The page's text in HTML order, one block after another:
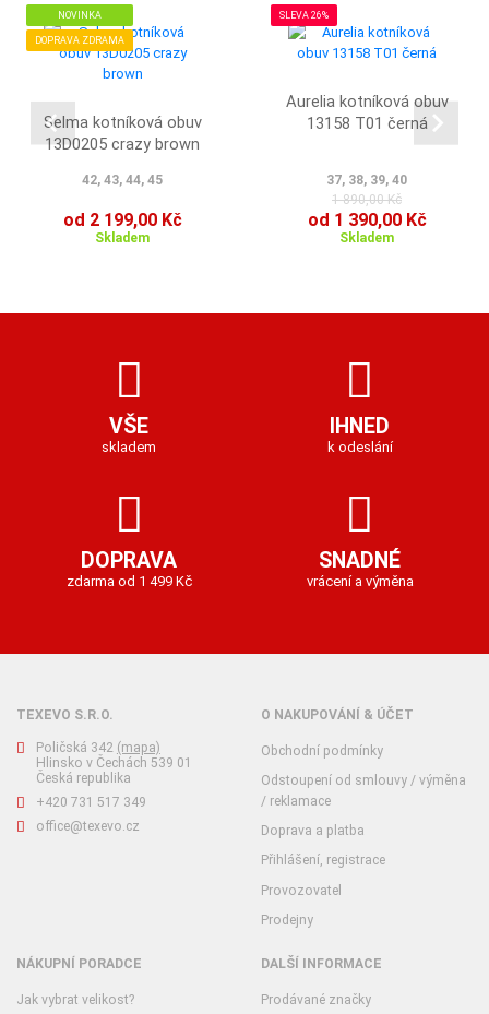
NOVINKA
DOPRAVA ZDRAMA
Selma kotníková obuv
13D0205 crazy brown
42, 43, 44, 45
od 2 199,00 Kč
Skladem
SLEVA 26%
Aurelia kotníková obuv
13158 T01 černá
37, 38, 39, 40
1 890,00 Kč
od 1 390,00 Kč
Skladem
VŠE
skladem
IHNED
k odeslání
DOPRAVA
zdarma od 1 499 Kč
SNADNÉ
vrácení a výměna
TEXEVO S.R.O.
Poličská 342 (mapa)
Hlinsko v Čechách 539 01
Česká republika
+420 731 517 349
office@texevo.cz
O NAKUPOVÁNÍ & ÚČET
Obchodní podmínky
Odstoupení od smlouvy / výměna
/ reklamace
Doprava a platba
Přihlášení, registrace
Provozovatel
Prodejny
NÁKUPNÍ PORADCE
Jak vybrat velikost?
DALŠÍ INFORMACE
Prodávané značky